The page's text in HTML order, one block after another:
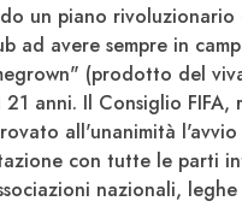
un piano rivoluzionario
ad avere sempre in
(prodotto del
anni. Il Consiglio FIFA,
all'unanimità
con tutte le parti
nazionali,